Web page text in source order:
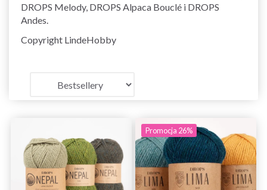
DROPS Melody, DROPS Alpaca Bouclé i DROPS
Andes.
Copyright LindeHobby
Promocja 26%